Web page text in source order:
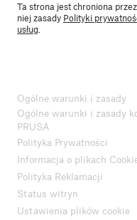
Ta strona jest chroniona
niej zasady Polityki
usług
Ogólne warunki i zasady
Ogólne warunki i zasady
PRUSA
Polityka Prywatności
Informacja o plikach
Polityka Reklamacji
Status witryn
Ustawienia plików cookie